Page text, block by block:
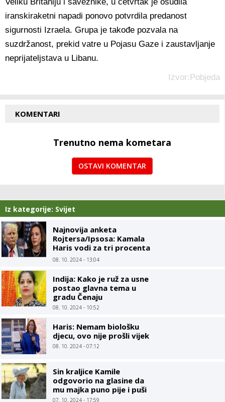
Veliku Britaniju i saveznike, u četvrtak je osudila
iranskiraketni napadi ponovo potvrdila predanost
sigurnosti Izraela. Grupa je takođe pozvala na
suzdržanost, prekid vatre u Pojasu Gaze i zaustavljanje
neprijateljstava u Libanu.
Izvor:Pobjeda
KOMENTARI
Trenutno nema kometara
OSTAVI KOMENTAR
Iz kategorije: Svijet
Najnovija anketa
Rojtersa/Ipsosa: Kamala
Haris vodi za tri procenta
u odnosu na Trampa
08. 10. 2024 - 13:04
Indija: Kako je ruž za usne
postao glavna tema u
gradu Čenaju
08. 10. 2024 - 10:52
Haris: Nemam biološku
djecu, ovo nije prošli vijek
08. 10. 2024 - 07:12
Sin kraljice Kamile
odgovorio na glasine da
mu majka puno pije i puši
07. 10. 2024 - 17:59